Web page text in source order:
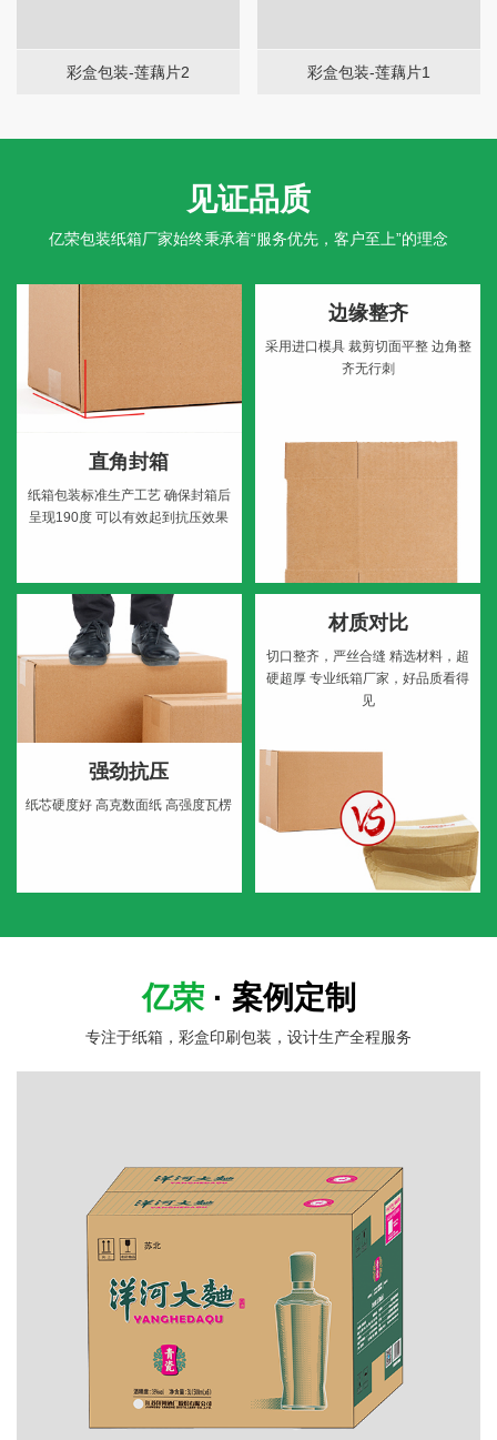
彩盒包装-莲藕片2 彩盒包装-莲藕片1
见证品质
亿荣包装纸箱厂家始终秉承着“服务优先，客户至上”的理念
直角封箱
纸箱包装标准生产工艺确保封箱后
呈现190度 可以有效起到抗压效果
边缘整齐
采用进口模具裁剪切面平整边角整
齐无行刺
强劲抗压
纸芯硬度好 高克数面纸 高强度瓦楞
材质对比
切口整齐，严丝合缝 精选材料，超
硬超厚 专业纸箱厂家，好品质看得
见
亿荣 · 案例定制
专注于纸箱，彩盒印刷包装，设计生产全程服务